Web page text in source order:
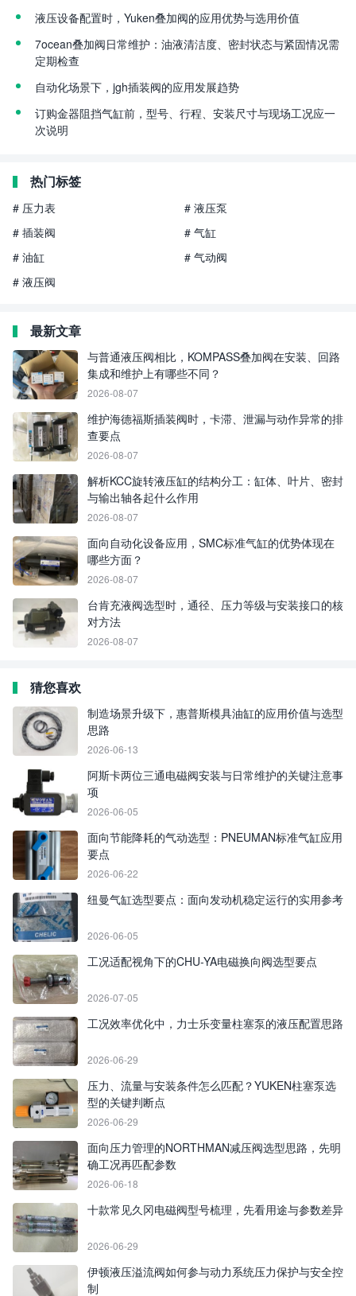
液压设备配置时，Yuken叠加阀的应用优势与选用价值
7ocean叠加阀日常维护：油液清洁度、密封状态与紧固情况需
定期检查
自动化场景下，jgh插装阀的应用发展趋势
订购金器阻挡气缸前，型号、行程、安装尺寸与现场工况应一
次说明
热门标签
# 压力表
# 液压泵
# 插装阀
# 气缸
# 油缸
# 气动阀
# 液压阀
最新文章
与普通液压阀相比，KOMPASS叠加阀在安装、回路
集成和维护上有哪些不同？
2026-08-07
维护海德福斯插装阀时，卡滞、泄漏与动作异常的排
查要点
2026-08-07
解析KCC旋转液压缸的结构分工：缸体、叶片、密封
与输出轴各起什么作用
2026-08-07
面向自动化设备应用，SMC标准气缸的优势体现在
哪些方面？
2026-08-07
台肯充液阀选型时，通径、压力等级与安装接口的核
对方法
2026-08-07
猜您喜欢
制造场景升级下，惠普斯模具油缸的应用价值与选型
思路
2026-06-13
阿斯卡两位三通电磁阀安装与日常维护的关键注意事
项
2026-06-05
面向节能降耗的气动选型：PNEUMAN标准气缸应用
要点
2026-06-22
纽曼气缸选型要点：面向发动机稳定运行的实用参考
2026-06-05
工况适配视角下的CHU-YA电磁换向阀选型要点
2026-07-05
工况效率优化中，力士乐变量柱塞泵的液压配置思路
2026-06-29
压力、流量与安装条件怎么匹配？YUKEN柱塞泵选
型的关键判断点
2026-06-29
面向压力管理的NORTHMAN减压阀选型思路，先明
确工况再匹配参数
2026-06-18
十款常见久冈电磁阀型号梳理，先看用途与参数差异
2026-06-29
伊顿液压溢流阀如何参与动力系统压力保护与安全控
制